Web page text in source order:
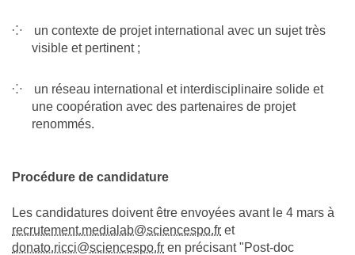
un contexte de projet international avec un sujet très
visible et pertinent ;
un réseau international et interdisciplinaire solide et
une coopération avec des partenaires de projet
renommés.
Procédure de candidature
Les candidatures doivent être envoyées avant le 4 mars à
recrutement.medialab@sciencespo.fr et
donato.ricci@sciencespo.fr en précisant "Post-doc